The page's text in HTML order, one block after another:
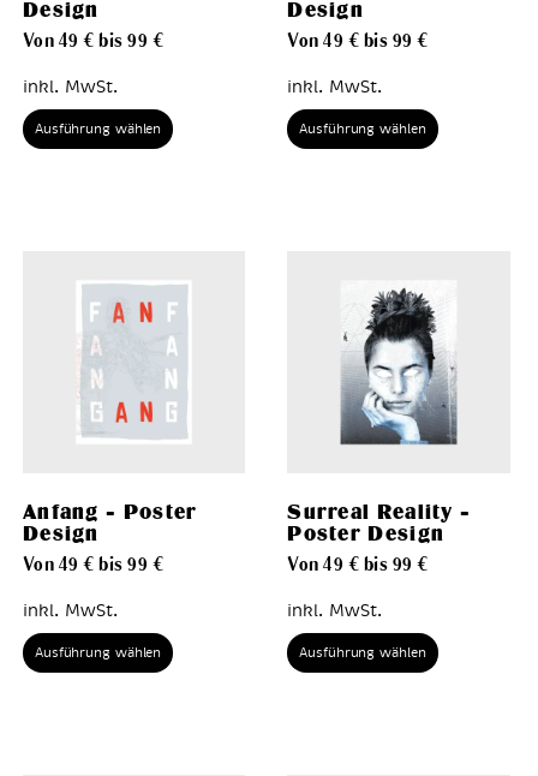
Design
Von 49€ bis99 €
inkl. MwSt.
Ausführung wählen
Design
Von49 € bis 99€
inkl. MwSt.
Ausführung wählen
Anfang – Poster
Design
Von 49€ bis99 €
inkl. MwSt.
Ausführung wählen
Surreal Reality –
Poster Design
Von49 € bis 99€
inkl. MwSt.
Ausführung wählen